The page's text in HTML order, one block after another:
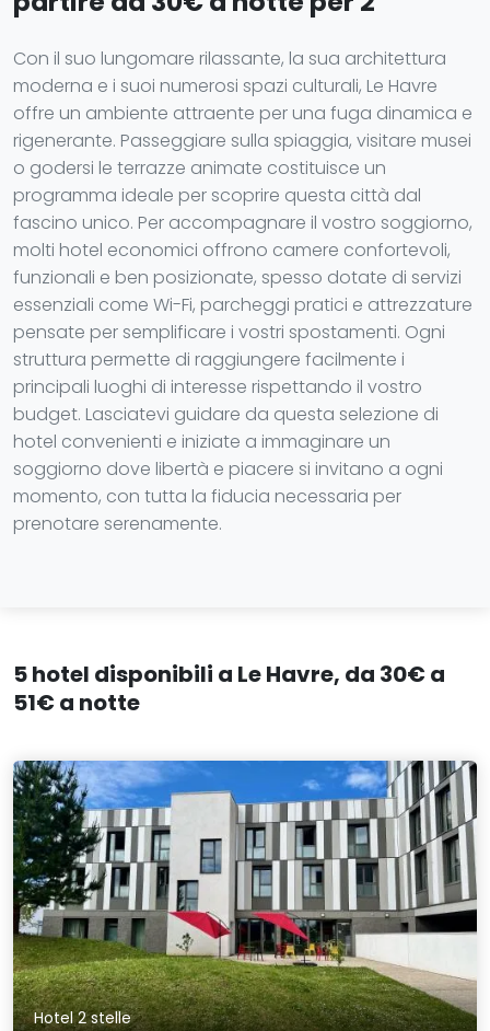
Con il suo lungomare rilassante, la sua architettura
moderna e i suoi numerosi spazi culturali, Le Havre
offre un ambiente attraente per una fuga dinamica e
rigenerante. Passeggiare sulla spiaggia, visitare musei
o godersi le terrazze animate costituisce un
programma ideale per scoprire questa città dal
fascino unico. Per accompagnare il vostro soggiorno,
molti hotel economici offrono camere confortevoli,
funzionali e ben posizionate, spesso dotate di servizi
essenziali come Wi-Fi, parcheggi pratici e attrezzature
pensate per semplificare i vostri spostamenti. Ogni
struttura permette di raggiungere facilmente i
principali luoghi di interesse rispettando il vostro
budget. Lasciatevi guidare da questa selezione di
hotel convenienti e iniziate a immaginare un
soggiorno dove libertà e piacere si invitano a ogni
momento, con tutta la fiducia necessaria per
prenotare serenamente.
5 hotel disponibili a Le Havre, da 30€ a
51€ a notte
Hotel 2 stelle